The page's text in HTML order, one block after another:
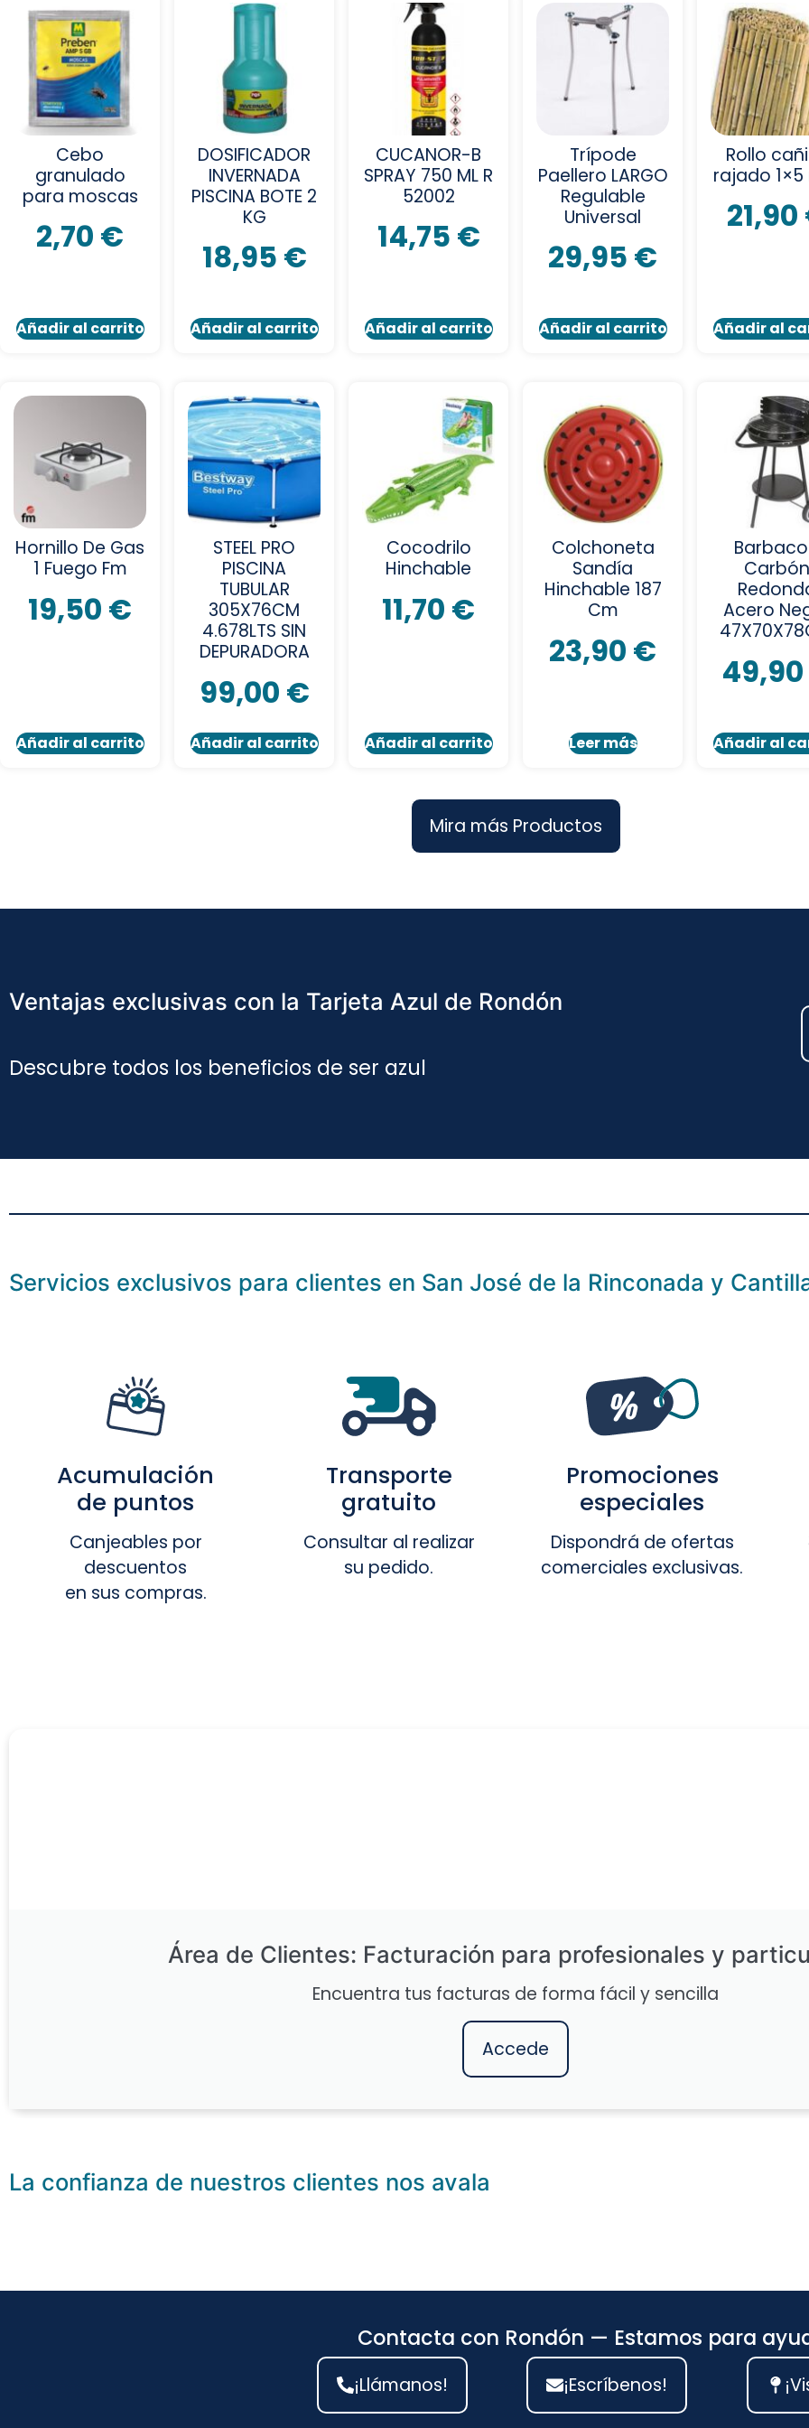
Cebo
granulado
para moscas
2,70 €
Añadir al carrito
DOSIFICADOR
INVERNADA
PISCINA BOTE 2
KG
18,95 €
Añadir al carrito
CUCANOR-B
SPRAY 750 ML R
52002
14,75 €
Añadir al carrito
Trípode
Paellero LARGO
Regulable
Universal
29,95 €
Añadir al carrito
Rollo
rajado
21,90
Añadir al
Hornillo De Gas
1 Fuego Fm
19,50 €
Añadir al carrito
STEEL PRO
PISCINA
TUBULAR
305X76CM
4.678LTS SIN
DEPURADORA
99,00 €
Añadir al carrito
Cocodrilo
Hinchable
11,70 €
Añadir al carrito
Colchoneta
Sandía
Hinchable 187
Cm
23,90 €
Leer más
Carbón
Acero
49,90
Añadir al
Mira más Productos
Ventajas exclusivas con la Tarjeta Azul de Rondón
Descubre todos los beneficios de ser azul
Servicios exclusivos para clientes en San José de la Rinconada y
Acumulación
de puntos
Canjeables por
descuentos
en sus compras.
Transporte
gratuito
Consultar al realizar
su pedido.
Promociones
especiales
Dispondrá de ofertas
comerciales exclusivas.
Área de Clientes: Facturación para profesionales y
Encuentra tus facturas de forma fácil y sencilla
Accede
La confianza de nuestros clientes nos avala
Contacta con Rondón — Estamos para
¡Llámanos! ¡Escríbenos!